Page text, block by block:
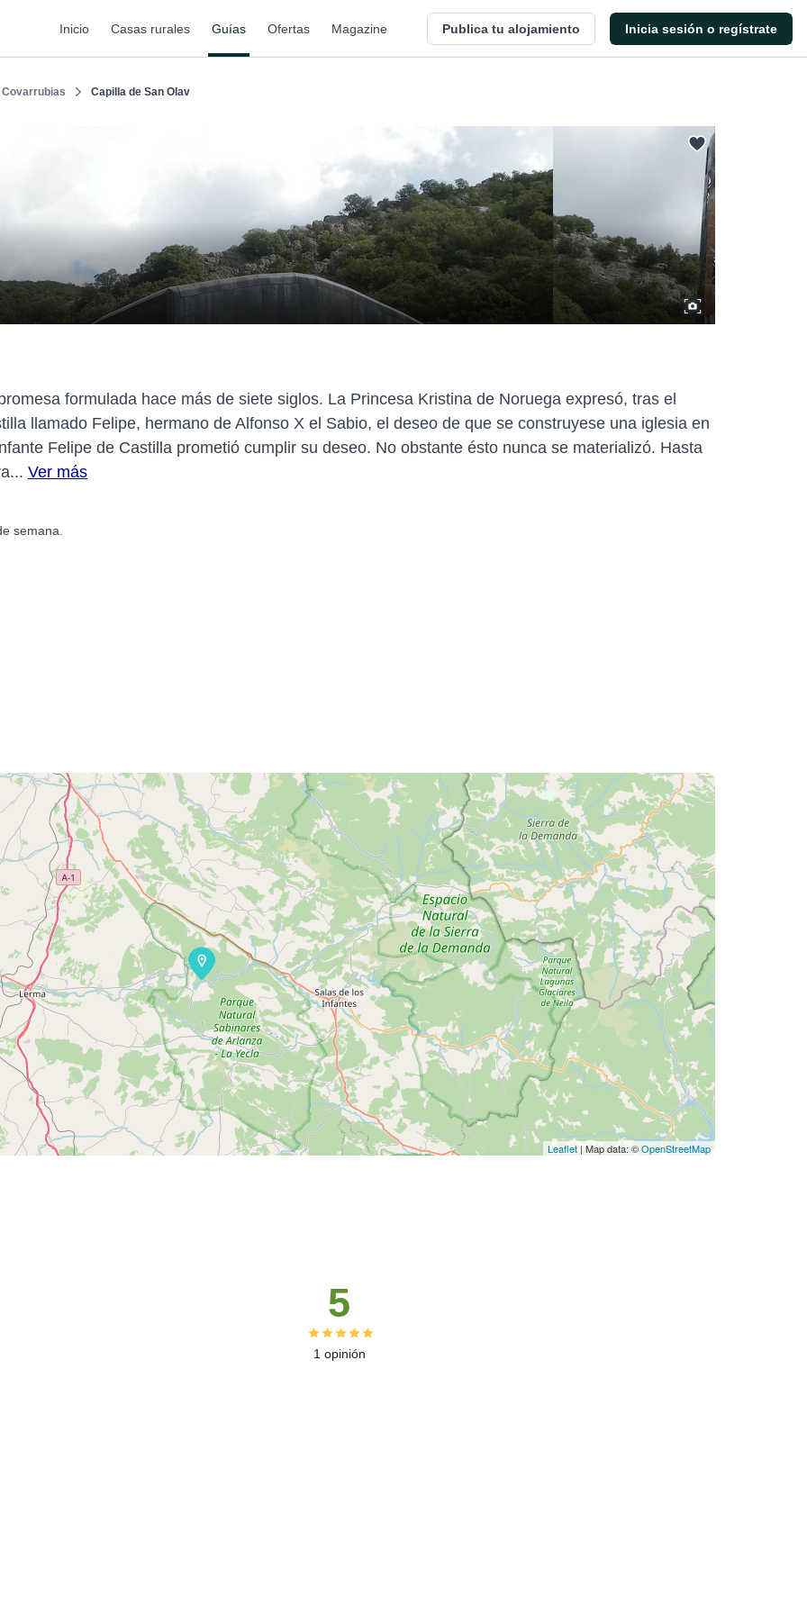
Inicio Casas rurales Guías Ofertas Magazine Publica tu alojamiento Inicia sesión o regístrate
Covarrubias Capilla de San Olav
formulada hace más de siete siglos. La Princesa Kristina de Noruega expresó, tras el
llamado Felipe, hermano de Alfonso X el Sabio, el deseo de que se construyese una iglesia en
Felipe de Castilla prometió cumplir su deseo. No obstante ésto nunca se materializó. Hasta
Ver más
semana.
Leaflet | Map data: ©OpenStreetMap
5
1 opinión